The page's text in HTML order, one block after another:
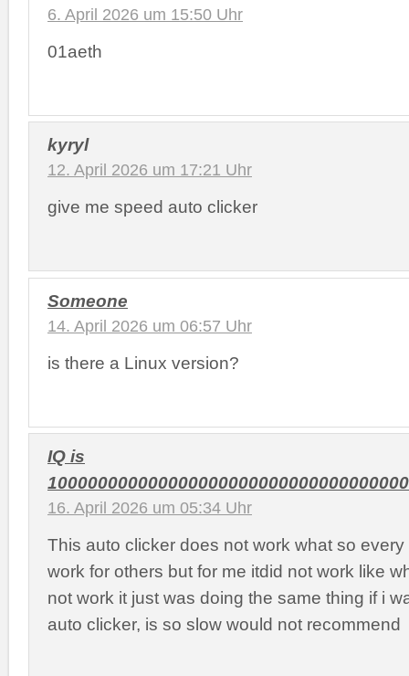
6. April 2026 um 15:50 Uhr
01aeth
kyryl
12. April 2026 um 17:21 Uhr
give me speed auto clicker
Someone
14. April 2026 um 06:57 Uhr
is there a Linux version?
IQ is
16. April 2026 um 05:34 Uhr
This auto clicker does not work what so every
work for others but for me itdid not work like
not work it just was doing the same thing if i
auto clicker, is so slow would not recommend